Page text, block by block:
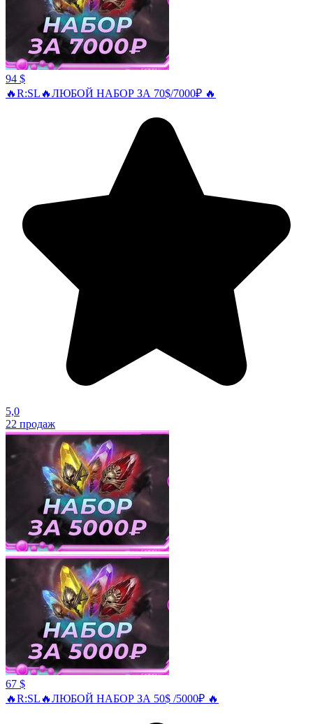
94 $
🔥R:SL🔥ЛЮБОЙ НАБОР ЗА 70$/7000₽ 🔥
5,0
22 продаж
67 $
🔥R:SL🔥ЛЮБОЙ НАБОР ЗА 50$ /5000₽ 🔥